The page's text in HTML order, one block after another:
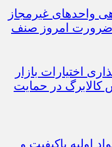
واحدهای غیرمجاز
ضرورت امروز صنف
اختیارات بازار
کالابرگ در حمایت
اولیه باکیفیت و